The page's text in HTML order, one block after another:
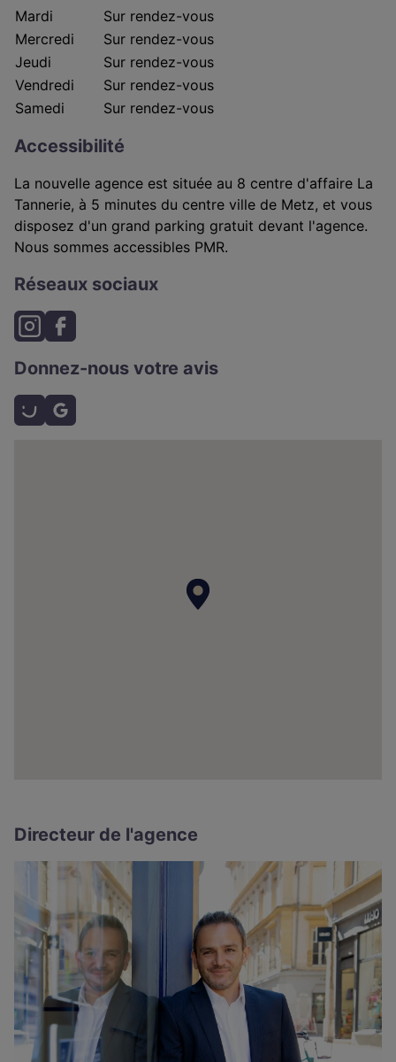
Mardi
Sur rendez-vous
Mercredi
Sur rendez-vous
Jeudi
Sur rendez-vous
Vendredi
Sur rendez-vous
Samedi
Sur rendez-vous
Accessibilité
La nouvelle agence est située au 8 centre d'affaire La
Tannerie, à 5 minutes du centre ville de Metz, et vous
disposez d'un grand parking gratuit devant l'agence.
Nous sommes accessibles PMR.
Réseaux sociaux
Donnez-nous votre avis
Directeur de l'agence